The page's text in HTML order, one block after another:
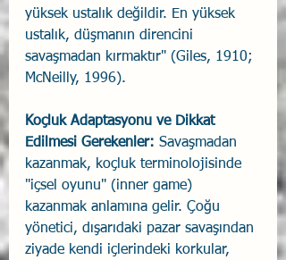
yüksek ustalık değildir. En yüksek
ustalık, düşmanın direncini
savaşmadan kırmaktır" (Giles, 1910;
McNeilly, 1996).
Koçluk Adaptasyonu ve Dikkat
Edilmesi Gerekenler: Savaşmadan
kazanmak, koçluk terminolojisinde
"içsel oyunu" (inner game)
kazanmak anlamına gelir. Çoğu
yönetici, dışarıdaki pazar savaşından
ziyade kendi içlerindeki korkular,